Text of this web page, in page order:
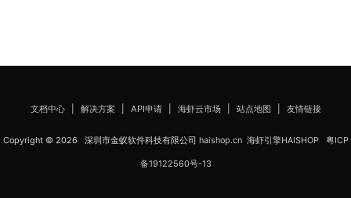
文档中心| 解决方案 API申请| 海虾云市场| 站点地图 友情链接
Copyright © 2026 深圳市金蚁软件科技有限公司 haishop.cn 海虾引擎HAISHOP 粤ICP
备19122560号-13